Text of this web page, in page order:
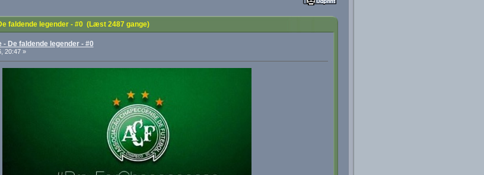
faldende legender - #0 (Læst 2487 gange)
- De faldende legender - #0
20:47 »